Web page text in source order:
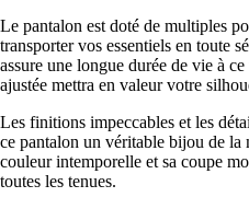
Le pantalon est doté de multiples
transporter vos essentiels en toute
assure une longue durée de vie à
ajustée mettra en valeur votre
Les finitions impeccables et les
ce pantalon un véritable bijou de la
couleur intemporelle et sa coupe
toutes les tenues.